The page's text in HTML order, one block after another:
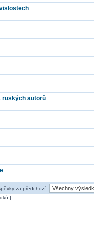
ruských autorů
za předchozí:
]